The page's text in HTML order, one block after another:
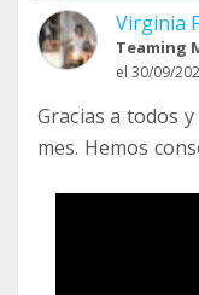
Virginia
Teaming
el 30/09/
Gracias a todos
mes. Hemos